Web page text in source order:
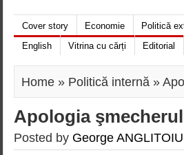
Cover story Economie Politică
English
Vitrina cu cărți Editorial
Home » Politică internă »
Apologia
Posted by George ANGLITOIU